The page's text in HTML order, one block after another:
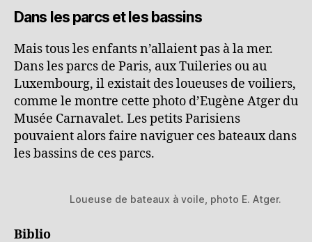
Dans les parcs et les bassins
Mais tous les enfants n’allaient pas à la mer.
Dans les parcs de Paris, aux Tuileries ou au
Luxembourg, il existait des loueuses de voiliers,
comme le montre cette photo d’Eugène Atger du
Musée Carnavalet. Les petits Parisiens
pouvaient alors faire naviguer ces bateaux dans
les bassins de ces parcs.
Loueuse de bateaux à voile, photo E. Atger.
Biblio